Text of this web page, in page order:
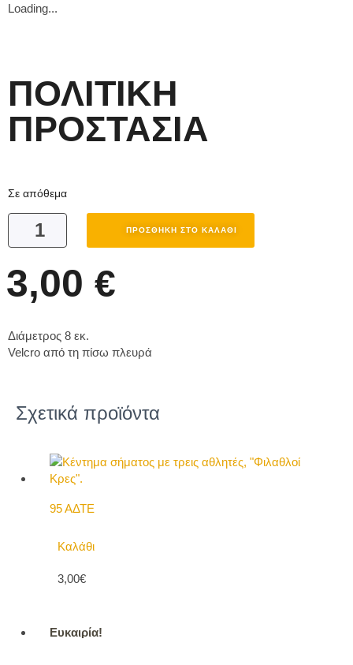
Loading...
ΠΟΛΙΤΙΚΗ
ΠΡΟΣΤΑΣΙΑ
Σε απόθεμα
ΠΡΟΣΘΉΚΗ ΣΤΟ ΚΑΛΆΘΙ
3,00 €
Διάμετρος 8 εκ.
Velcro από τη πίσω πλευρά
Σχετικά προϊόντα
95 ΑΔΤΕ
Καλάθι
3,00€
Ευκαιρία!